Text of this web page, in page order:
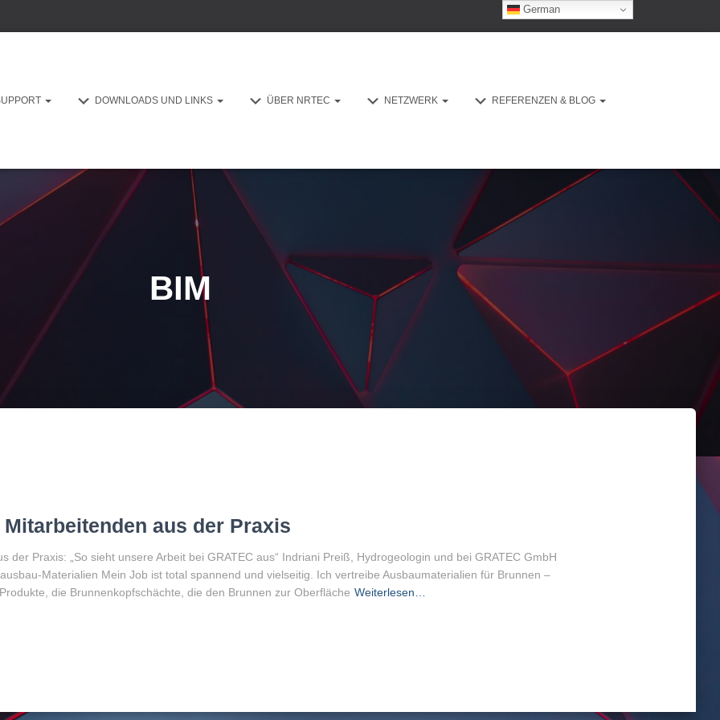
DOWNLOADS UND LINKS ÜBER NRTEC NETZWERK REFERENZEN & BLOG
BIM
aus der Praxis
der Praxis: „So sieht unsere Arbeit bei GRATEC aus“ Indriani Preiß, Hydrogeologin und bei GRATEC GmbH
Materialien Mein Job ist total spannend und vielseitig. Ich vertreibe Ausbaumaterialien für Brunnen –
die Brunnenkopfschächte, die den Brunnen zur Oberfläche Weiterlesen…
German